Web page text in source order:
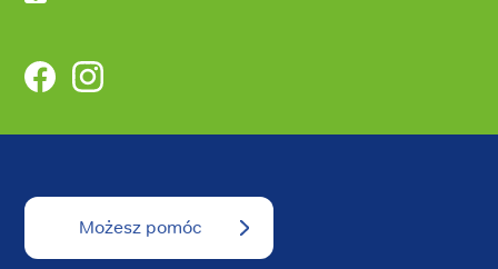
FacebookInstagram
Możesz pomóc